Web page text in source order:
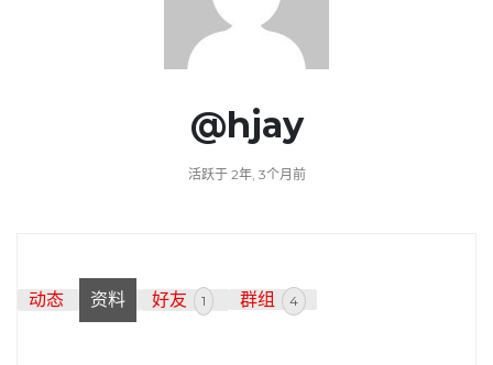
@hjay
活跃于 2年, 3个月前
动态 资料 好友 1 群组 4